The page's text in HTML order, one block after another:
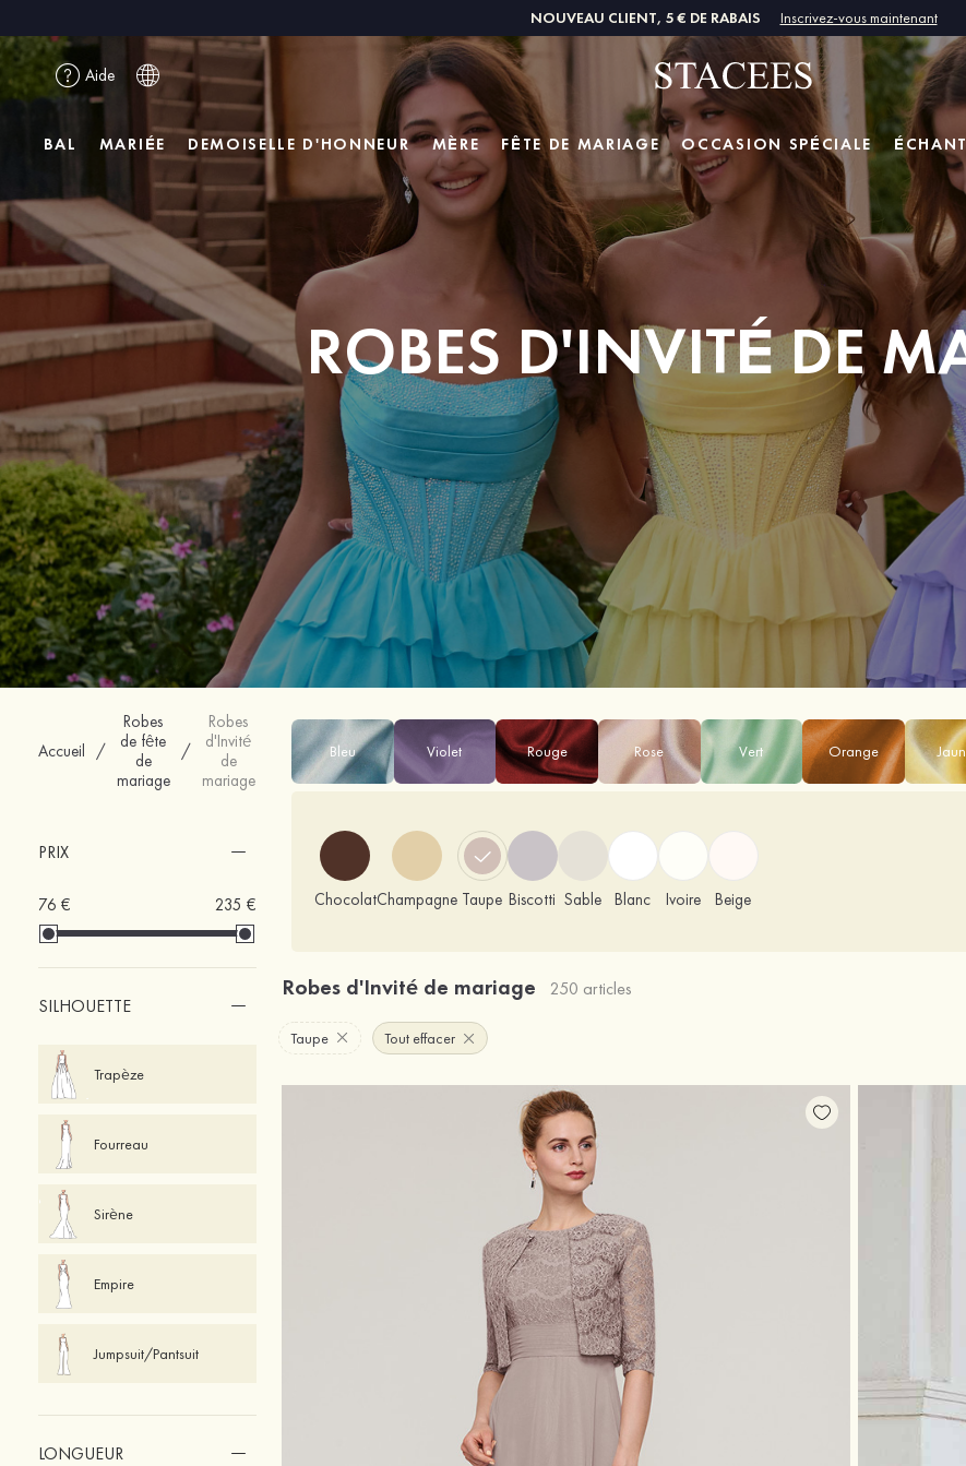
NOUVEAU CLIENT, 5 € DE RABAIS Inscrivez-vous maintenant
Aide
BAL MARIÉE DEMOISELLE D'HONNEUR MÈRE FÊTE DE MARIAGE OCCASION SPÉCIALE
ROBES D'INVITÉ DE
Accueil /
Robes
de fête
de
mariage
/
Robes
d'Invité
de
mariage
PRIX
76 € 235 €
SILHOUETTE
Trapèze
Fourreau
Sirène
Empire
Jumpsuit/Pantsuit
LONGUEUR
Bleu Violet Rouge Rose Vert Orange
ChocolatChampagne Taupe Biscotti Sable Blanc Ivoire Beige
Robes d'Invité de mariage 250 articles
Taupe Tout effacer